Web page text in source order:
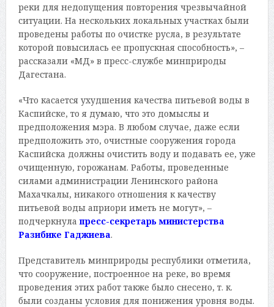
реки для недопущения повторения чрезвычайной
ситуации. На нескольких локальных участках были
проведены работы по очистке русла, в результате
которой повысилась ее пропускная способность», –
рассказали «МД» в пресс-службе минприроды
Дагестана.
«Что касается ухудшения качества питьевой воды в
Каспийске, то я думаю, что это домыслы и
предположения мэра. В любом случае, даже если
предположить это, очистные сооружения города
Каспийска должны очистить воду и подавать ее, уже
очищенную, горожанам. Работы, проведенные
силами администрации Ленинского района
Махачкалы, никакого отношения к качеству
питьевой воды априори иметь не могут», –
подчеркнулапресс-секретарь министерства
Разибике Гаджиева.
Представитель минприроды республики отметила,
что сооружение, построенное на реке, во время
проведения этих работ также было снесено, т. к.
были созданы условия для понижения уровня воды.